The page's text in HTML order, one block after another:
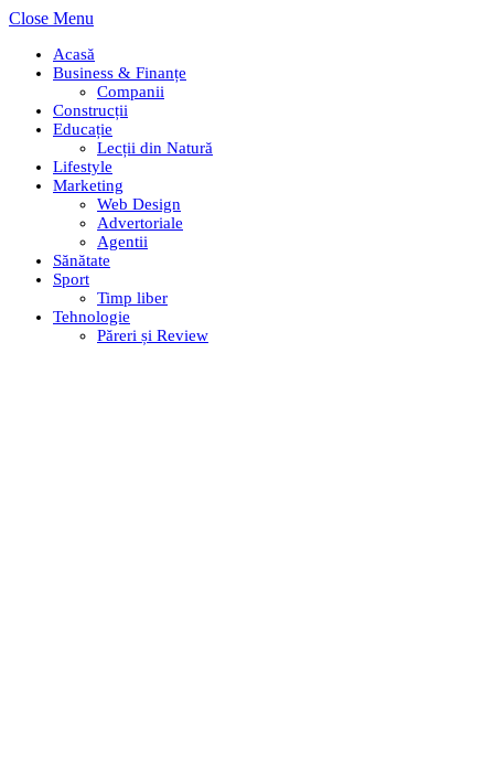
Close Menu
Acasă
Business & Finanțe
Companii
Construcții
Educație
Lecții din Natură
Lifestyle
Marketing
Web Design
Advertoriale
Agentii
Sănătate
Sport
Timp liber
Tehnologie
Păreri și Review